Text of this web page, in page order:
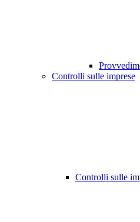
Controlli sulle imprese
Controlli sulle